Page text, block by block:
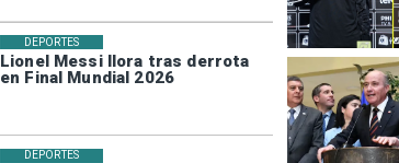
Lionel Messi llora tras derrota
en Final Mundial 2026
DEPORTES
DEPORTES